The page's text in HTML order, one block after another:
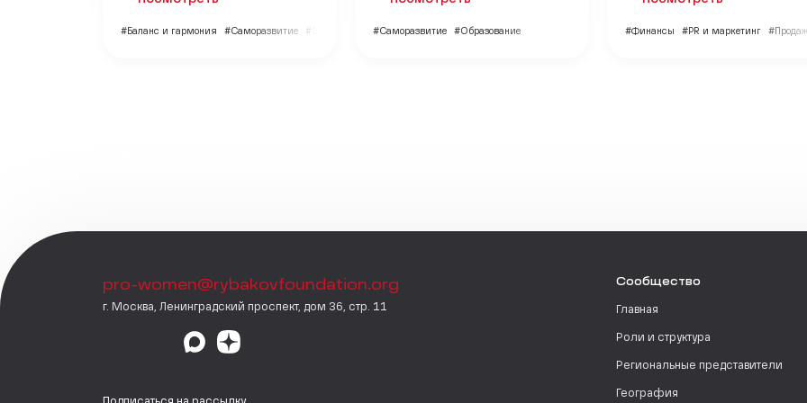
#Баланс и гармония #Саморазвитие #Здоровье #Саморазвитие #Образование #Финансы #PR и маркетинг
pro-women@rybakovfoundation.org
г. Москва, Ленинградский проспект, дом 36, стр. 11
Сообщество
Главная
Роли и структура
Региональные представители
География